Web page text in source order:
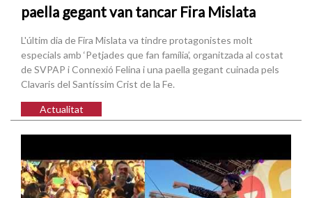
paella gegant van tancar Fira Mislata
L'últim dia de Fira Mislata va tindre protagonistes molt
especials amb ‘Petjades que fan família’, organitzada al costat
de SVPAP i Connexió Felina i una paella gegant cuinada pels
Clavaris del Santíssim Crist de la Fe.
Actualitat